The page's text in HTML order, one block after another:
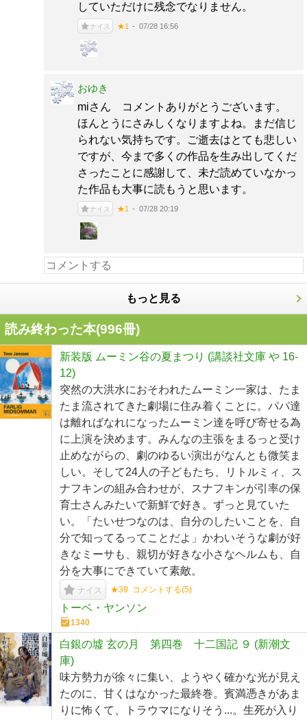
していただけに残念でなりません。
ナイス ★1 07/28 16:56
おゆき
miさん コメントありがとうございます。
ほんとうにさみしくなりますよね。まだ信じ
られない気持ちです。ご逝去はとても悲しい
ですが、今まで多くの作品を生み出してくだ
さったことに感謝して、未だ読めていなかっ
た作品も大事に読もうと思います。
ナイス ★1 07/28 20:19
もっと見る
読み終わった本(996冊)
新装版 ムーミン谷の夏まつり (講談社文庫 や 16-
12)
突然の大洪水におそわれたムーミン一家は、たま
たま流されてきた劇場に住み着くことに。パパ達
は離ればなれになったムーミン達を呼び寄せる為
に上演を決めます。みんなの主張をまるっと受け
止めながらの、劇のゆるい演出がなんとも微笑ま
しい。そして24人の子どもたち、リトルミィ、ス
ナフキンの組み合わせが、スナフキンが引率の保
育士さんみたいで新鮮で好き。ずっと見ていた
い。「たいせつなのは、自分のしたいことを、自
分で知ってるってことだよ」かわいそうな劇が好
きなミーサも、親切が好きな小さなヘルムも、自
分を大事にできていて素敵。
ナイス ★39 コメントする(5)
トーベ・ヤンソン
1340
白銀の墟 玄の月 第四巻 十二国記 ９ (新潮文
庫)
味方勢力が徐々に集い、ようやく確かな光が見え
たのに、甘くはなかった最終巻。賓満憑きがあま
りに怖くて、トラウマになりそう...。生死が入り